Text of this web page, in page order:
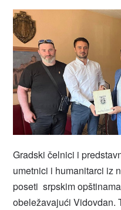
Gradski čelnici i
umetnici i humanitarci iz
poseti srpskim
obeležavajući Vidovdan.